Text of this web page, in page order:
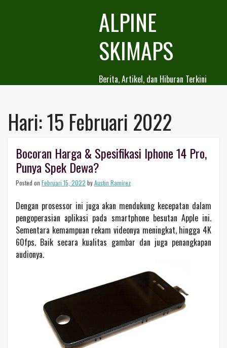
ALPINE
SKIMAPS
Berita, Artikel, dan Hiburan Terkini
Hari:15 Februari 2022
Bocoran Harga & Spesifikasi Iphone 14 Pro,
Punya Spek Dewa?
Posted on Februari 15, 2022 byAustin Ramirez
Dengan prosessor ini juga akan mendukung kecepatan dalam
pengoperasian aplikasi pada smartphone besutan Apple ini.
Sementara kemampuan rekam videonya meningkat, hingga 4K
60fps. Baik secara kualitas gambar dan juga penangkapan
audionya.